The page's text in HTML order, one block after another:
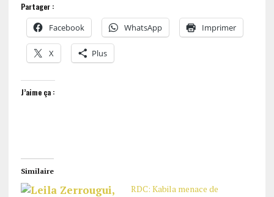
Partager :
Facebook WhatsApp Imprimer
X Plus
J’aime ça :
Similaire
RDC: Kabila menace de